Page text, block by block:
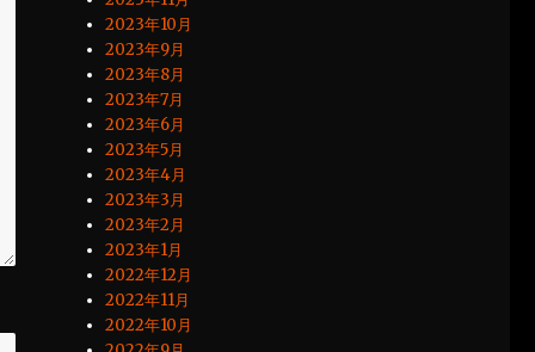
2023年10月
2023年9月
2023年8月
2023年7月
2023年6月
2023年5月
2023年4月
2023年3月
2023年2月
2023年1月
2022年12月
2022年11月
2022年10月